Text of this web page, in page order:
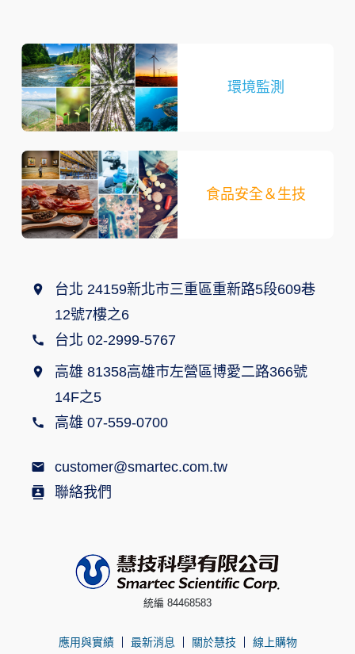
環境監測
食品安全＆生技
台北 24159新北市三重區重新路5段609巷
12號7樓之6
台北 02-2999-5767
高雄 81358高雄市左營區博愛二路366號
14F之5
高雄 07-559-0700
customer@smartec.com.tw
聯絡我們
統編 84468583
應用與實績 最新消息 關於慧技 線上購物